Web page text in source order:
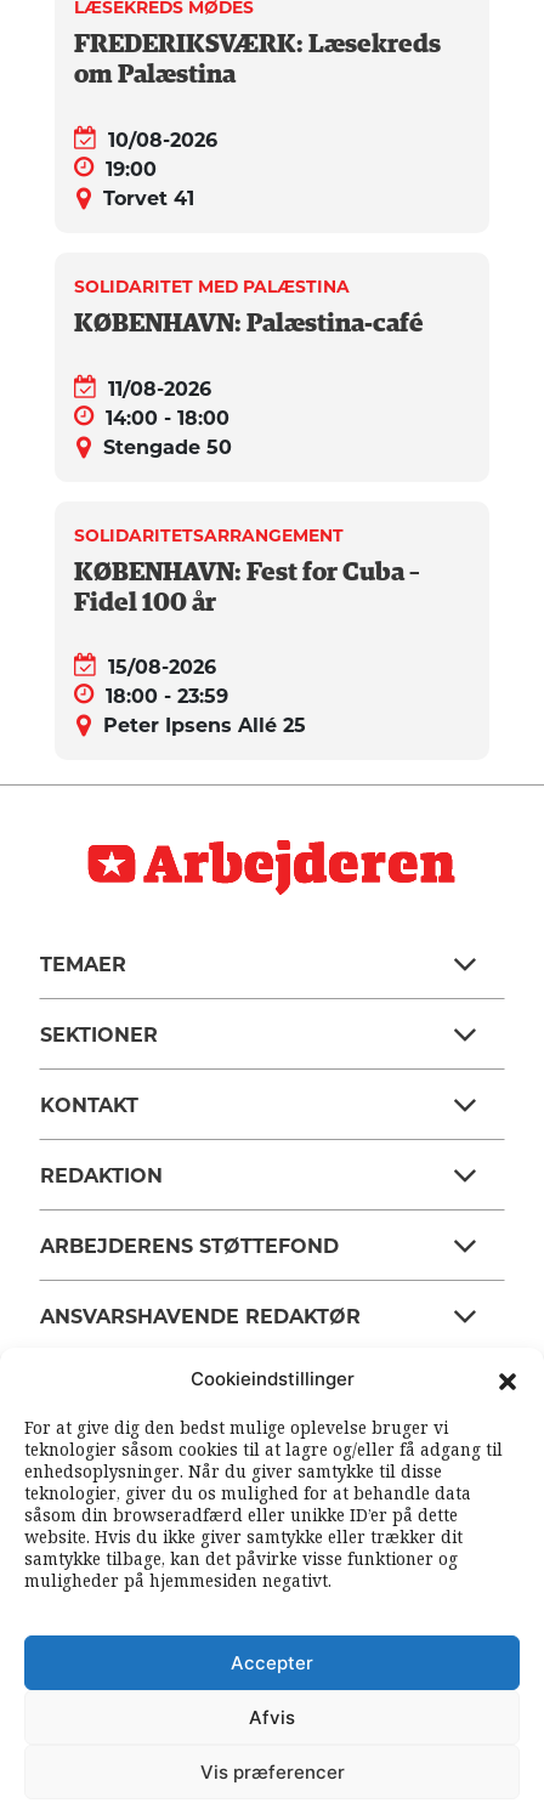
Cookieindstillinger
For at give dig den bedst mulige oplevelse bruger vi
teknologier såsom cookies til at lagre og/eller få adgang til
enhedsoplysninger. Når du giver samtykke til disse
teknologier, giver du os mulighed for at behandle data
såsom din browseradfærd eller unikke ID’er på dette
website. Hvis du ikke giver samtykke eller trækker dit
samtykke tilbage, kan det påvirke visse funktioner og
muligheder på hjemmesiden negativt.
Accepter
Afvis
Vis præferencer
LÆSEKREDS MØDES
FREDERIKSVÆRK: Læsekreds
om Palæstina
10/08-2026
19:00
Torvet 41
SOLIDARITET MED PALÆSTINA
KØBENHAVN: Palæstina-café
11/08-2026
14:00 - 18:00
Stengade 50
SOLIDARITETSARRANGEMENT
KØBENHAVN: Fest for Cuba –
Fidel 100 år
15/08-2026
18:00 - 23:59
Peter Ipsens Allé 25
TEMAER
SEKTIONER
KONTAKT
REDAKTION
ARBEJDERENS STØTTEFOND
ANSVARSHAVENDE REDAKTØR
SOUNDCLOUD RSS FEEDS
FØLG ARBEJDEREN